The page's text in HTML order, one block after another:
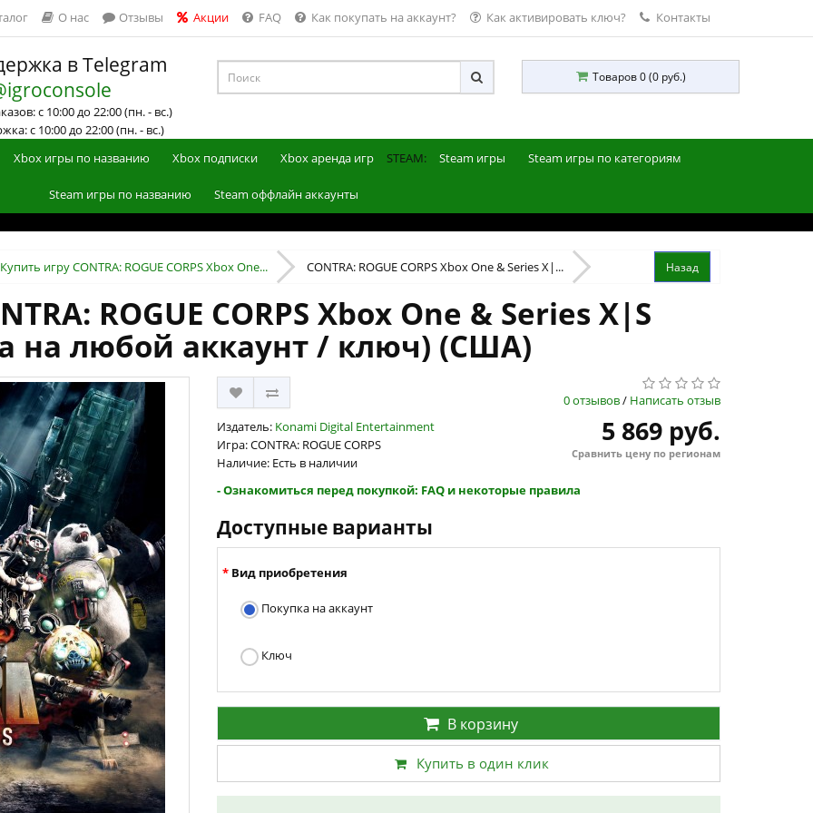
О нас Отзывы Акции FAQ Как покупать на аккаунт? Как активировать ключ? Контакты
в Telegram
с 10:00 до 22:00 (пн. - вс.)
с 10:00 до 22:00 (пн. - вс.)
Товаров 0 (0 руб.)
Xbox игры по названию Xbox подписки Xbox аренда игр STEAM: Steam игры Steam игры по категориям
Steam игры по названию Steam оффлайн аккаунты
Купить игру CONTRA: ROGUE CORPS Xbox One... CONTRA: ROGUE CORPS Xbox One & Series X|...
ROGUE CORPS Xbox One & Series X|S
на любой аккаунт / ключ) (США)
0 отзывов/ Написать отзыв
Издатель: Konami Digital Entertainment
Игра: CONTRA: ROGUE CORPS
Наличие: Есть в наличии
5 869 руб.
Сравнить цену по регионам
- Ознакомиться перед покупкой: FAQ и некоторые правила
Доступные варианты
Вид приобретения
Покупка на аккаунт
Ключ
В корзину
Купить в один клик